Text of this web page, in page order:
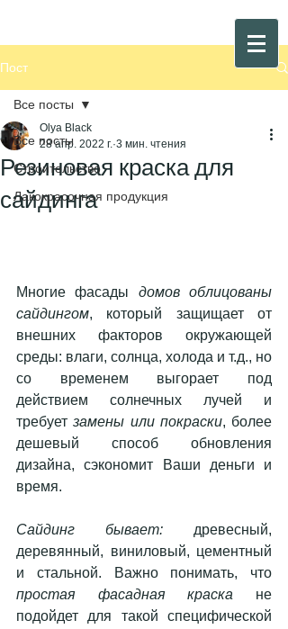
Пост
Все посты
Строительство
Лакокрасочная продукция
Все посты
Резиновая краска для
сайдинга
Olya Black
28 апр. 2022 г. 3 мин. чтения
Многие фасады домов облицованы
сайдингом, который защищает от
внешних факторов окружающей
среды: влаги, солнца, холода и т.д., но
со временем выгорает под
действием солнечных лучей и
требует замены или покраски, более
дешевый способ обновления
дизайна, сэкономит Ваши деньги и
время.
Сайдинг бывает: древесный,
деревянный, виниловый, цементный
простая фасадная краска не
подойдет для такой специфической